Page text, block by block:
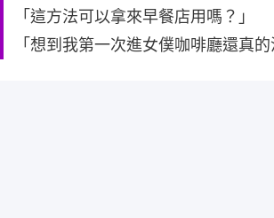
「這方法可以拿來早餐店用嗎？」
「想到我第一次進女僕咖啡廳還真的